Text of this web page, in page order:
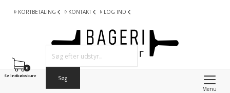
KORTBETALING KONTAKT LOG IND
Menu
0
Se indkøbskurv